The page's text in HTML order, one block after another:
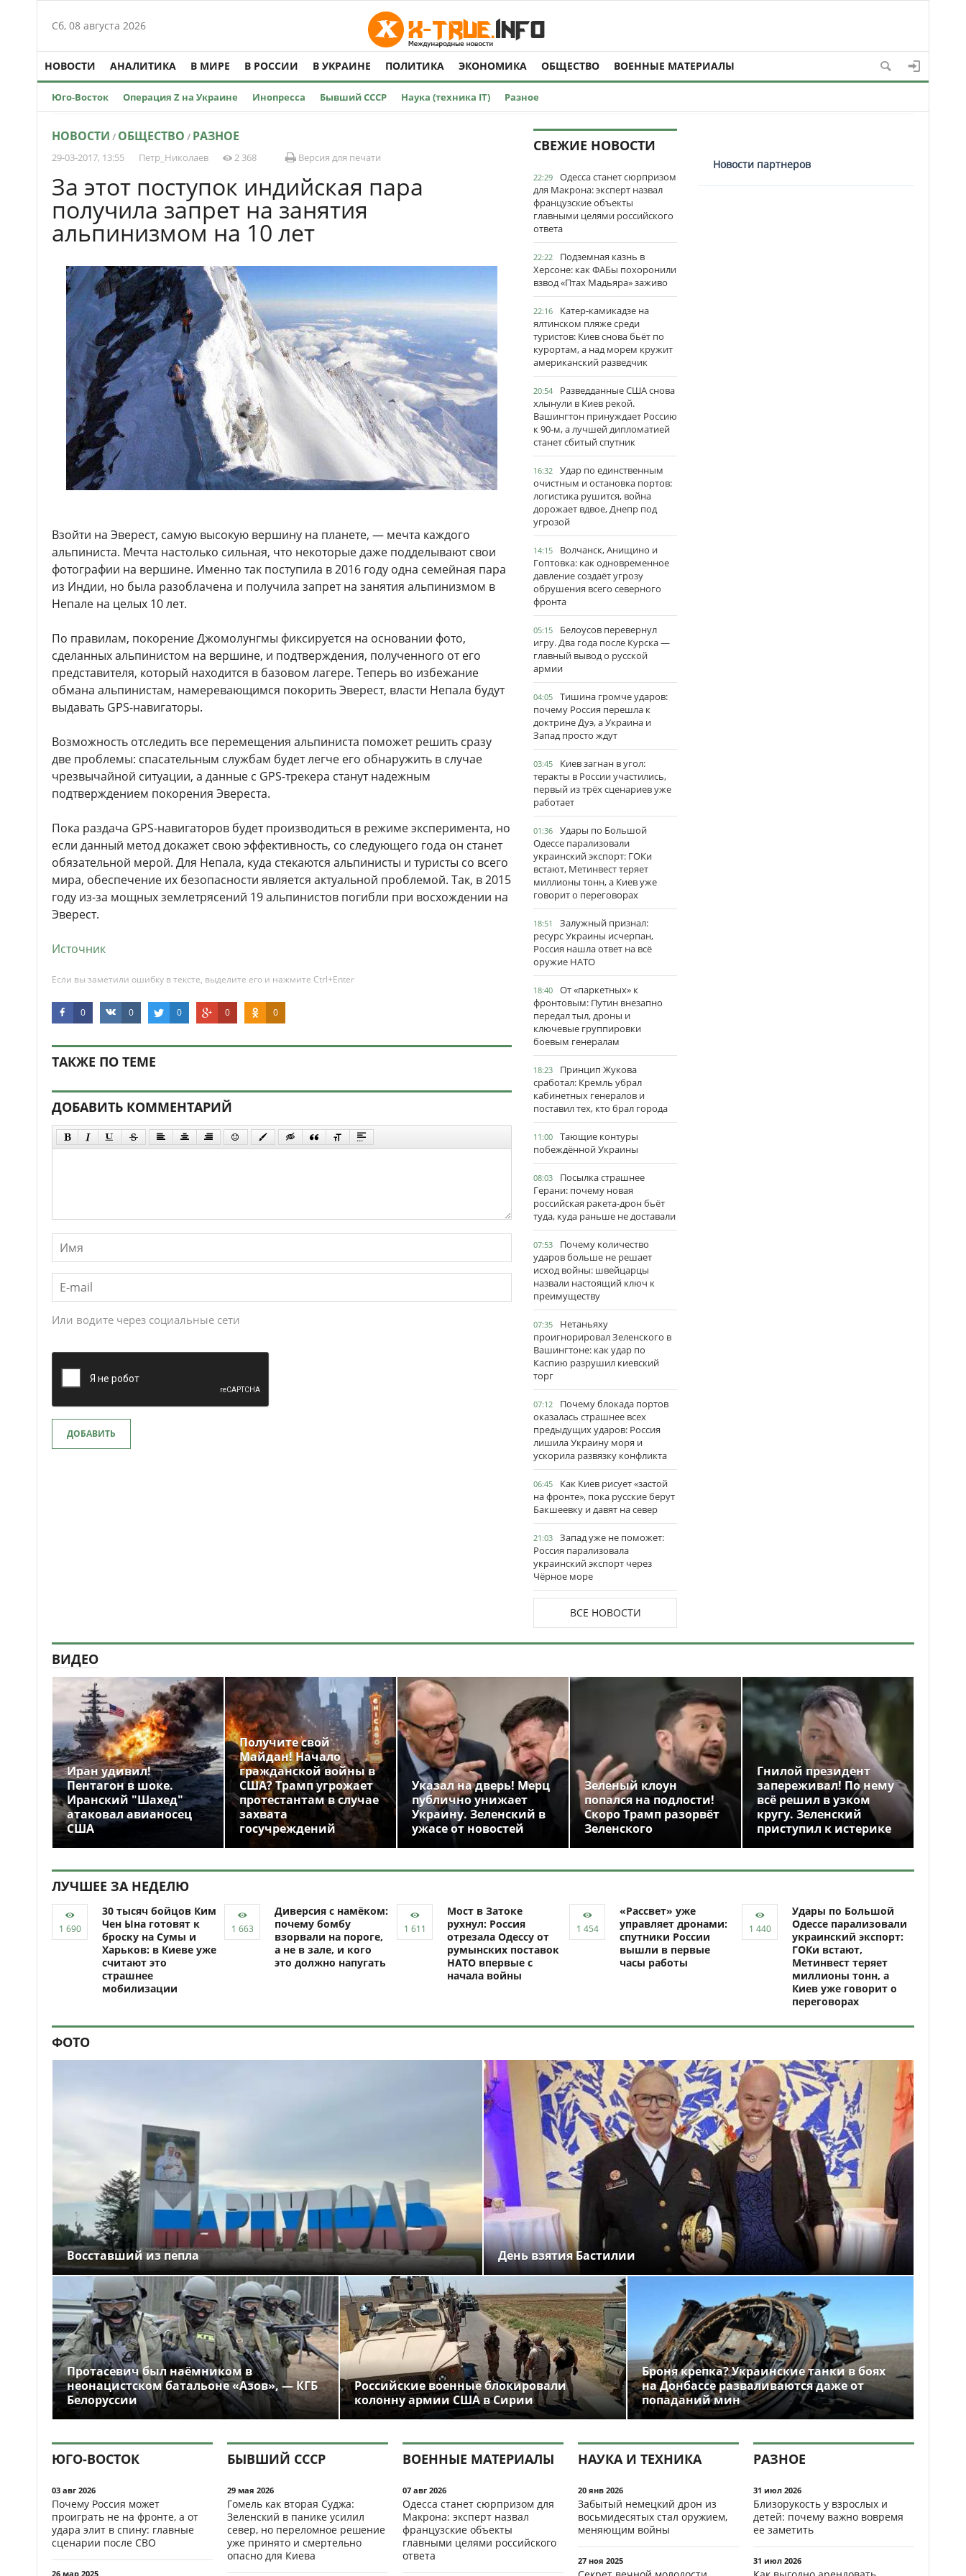
Сб, 08 августа 2026
НОВОСТИ АНАЛИТИКА В МИРЕ В РОССИИ В УКРАИНЕ ПОЛИТИКА ЭКОНОМИКА ОБЩЕСТВО ВОЕННЫЕ МАТЕРИАЛЫ
Юго-Восток Операция Z на Украине Инопресса Бывший СССР Наука (техника IT) Разное
НОВОСТИ / ОБЩЕСТВО / РАЗНОЕ
29-03-2017, 13:55 Петр_Николаев 2 368 Версия для печати
За этот поступок индийская пара
получила запрет на занятия
альпинизмом на 10 лет
Взойти на Эверест, самую высокую вершину на планете, — мечта каждого
альпиниста. Мечта настолько сильная, что некоторые даже подделывают свои
фотографии на вершине. Именно так поступила в 2016 году одна семейная пара
из Индии, но была разоблачена и получила запрет на занятия альпинизмом в
Непале на целых 10 лет.
По правилам, покорение Джомолунгмы фиксируется на основании фото,
сделанных альпинистом на вершине, и подтверждения, полученного от его
представителя, который находится в базовом лагере. Теперь во избежание
обмана альпинистам, намеревающимся покорить Эверест, власти Непала будут
выдавать GPS-навигаторы.
Возможность отследить все перемещения альпиниста поможет решить сразу
две проблемы: спасательным службам будет легче его обнаружить в случае
чрезвычайной ситуации, а данные с GPS-трекера станут надежным
подтверждением покорения Эвереста.
Пока раздача GPS-навигаторов будет производиться в режиме эксперимента, но
если данный метод докажет свою эффективность, со следующего года он станет
обязательной мерой. Для Непала, куда стекаются альпинисты и туристы со всего
мира, обеспечение их безопасности является актуальной проблемой. Так, в 2015
году из-за мощных землетрясений 19 альпинистов погибли при восхождении на
Эверест.
Источник
Если вы заметили ошибку в тексте, выделите его и нажмите Ctrl+Enter
0 0 0 0 0
ТАКЖЕ ПО ТЕМЕ
ДОБАВИТЬ КОММЕНТАРИЙ
Или водите через социальные сети
ДОБАВИТЬ
СВЕЖИЕ НОВОСТИ
22:29
Одесса станет сюрпризом
для Макрона: эксперт назвал
французские объекты
главными целями российского
ответа
22:22
Подземная казнь в
Херсоне: как ФАБы похоронили
взвод «Птах Мадьяра» заживо
22:16
Катер-камикадзе на
ялтинском пляже среди
туристов: Киев снова бьёт по
курортам, а над морем кружит
американский разведчик
20:54
Разведданные США снова
хлынули в Киев рекой.
Вашингтон принуждает Россию
к 90-м, а лучшей дипломатией
станет сбитый спутник
16:32
Удар по единственным
очистным и остановка портов:
логистика рушится, война
дорожает вдвое, Днепр под
угрозой
14:15
Волчанск, Анищино и
Гоптовка: как одновременное
давление создаёт угрозу
обрушения всего северного
фронта
05:15
Белоусов перевернул
игру. Два года после Курска —
главный вывод о русской
армии
04:05
Тишина громче ударов:
почему Россия перешла к
доктрине Дуэ, а Украина и
Запад просто ждут
03:45
Киев загнан в угол:
теракты в России участились,
первый из трёх сценариев уже
работает
01:36
Удары по Большой
Одессе парализовали
украинский экспорт: ГОКи
встают, Метинвест теряет
миллионы тонн, а Киев уже
говорит о переговорах
18:51
Залужный признал:
ресурс Украины исчерпан,
Россия нашла ответ на всё
оружие НАТО
18:40
От «паркетных» к
фронтовым: Путин внезапно
передал тыл, дроны и
ключевые группировки
боевым генералам
18:23
Принцип Жукова
сработал: Кремль убрал
кабинетных генералов и
поставил тех, кто брал города
11:00
Тающие контуры
побеждённой Украины
08:03
Посылка страшнее
Герани: почему новая
российская ракета-дрон бьёт
туда, куда раньше не доставали
07:53
Почему количество
ударов больше не решает
исход войны: швейцарцы
назвали настоящий ключ к
преимуществу
07:35
Нетаньяху
проигнорировал Зеленского в
Вашингтоне: как удар по
Каспию разрушил киевский
торг
07:12
Почему блокада портов
оказалась страшнее всех
предыдущих ударов: Россия
лишила Украину моря и
ускорила развязку конфликта
06:45
Как Киев рисует «застой
на фронте», пока русские берут
Бакшеевку и давят на север
21:03
Запад уже не поможет:
Россия парализовала
украинский экспорт через
Чёрное море
ВСЕ НОВОСТИ
Новости партнеров
ВИДЕО
Иран удивил!
Пентагон в шоке.
Иранский "Шахед"
атаковал авианосец
США
Получите свой
Майдан! Начало
гражданской войны в
США? Трамп угрожает
протестантам в случае
захвата
госучреждений
Указал на дверь! Мерц
публично унижает
Украину. Зеленский в
ужасе от новостей
Зеленый клоун
попался на подлости!
Скоро Трамп разорвёт
Зеленского
Гнилой президент
запереживал! По нему
всё решил в узком
кругу. Зеленский
приступил к истерике
ЛУЧШЕЕ ЗА НЕДЕЛЮ
30 тысяч бойцов Ким
Чен Ына готовят к
броску на Сумы и
Харьков: в Киеве уже
считают это
страшнее
мобилизации
Диверсия с намёком:
почему бомбу
взорвали на пороге,
а не в зале, и кого
это должно напугать
Мост в Затоке
рухнул: Россия
отрезала Одессу от
румынских поставок
НАТО впервые с
начала войны
«Рассвет» уже
управляет дронами:
спутники России
вышли в первые
часы работы
Удары по Большой
Одессе парализовали
украинский экспорт:
ГОКи встают,
Метинвест теряет
миллионы тонн, а
Киев уже говорит о
переговорах
ФОТО
Восставший из пепла День взятия Бастилии
Протасевич был наёмником в
неонацистском батальоне «Азов», — КГБ
Белоруссии
Российские военные блокировали
колонну армии США в Сирии
Броня крепка? Украинские танки в боях
на Донбассе разваливаются даже от
попаданий мин
ЮГО-ВОСТОК
03 авг 2026
Почему Россия может
проиграть не на фронте, а от
удара элит в спину: главные
сценарии после СВО
26 мар 2025
БЫВШИЙ СССР
29 мая 2026
Гомель как вторая Суджа:
Зеленский в панике усилил
север, но переломное решение
уже принято и смертельно
опасно для Киева
ВОЕННЫЕ МАТЕРИАЛЫ
07 авг 2026
Одесса станет сюрпризом для
Макрона: эксперт назвал
французские объекты
главными целями российского
ответа
НАУКА И ТЕХНИКА
20 янв 2026
Забытый немецкий дрон из
восьмидесятых стал оружием,
меняющим войны
27 ноя 2025
РАЗНОЕ
31 июл 2026
Близорукость у взрослых и
детей: почему важно вовремя
ее заметить
31 июл 2026